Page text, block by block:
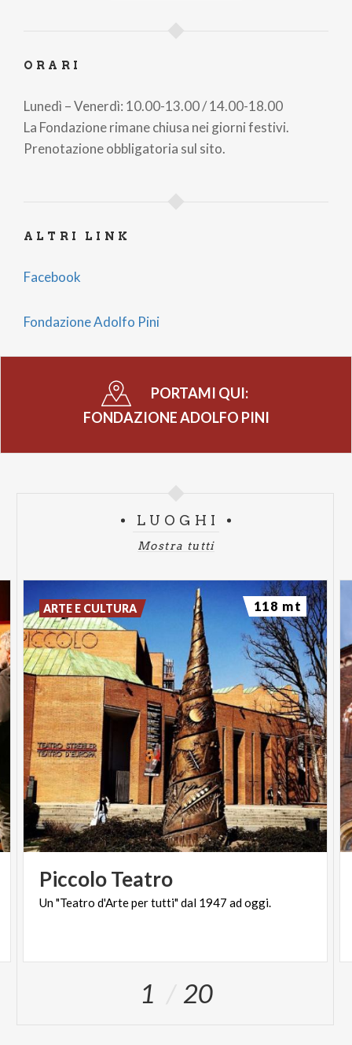
ORARI
Lunedì – Venerdì: 10.00-13.00 / 14.00-18.00
La Fondazione rimane chiusa nei giorni festivi.
Prenotazione obbligatoria sul sito.
ALTRI LINK
Facebook
Fondazione Adolfo Pini
PORTAMI QUI:
FONDAZIONE ADOLFO PINI
LUOGHI
Mostra tutti
PiccoloTeatro
Un"Teatro d'Artepertutti"dal 1947 adoggi.
ARTE E CULTURA 118 mt
1 20